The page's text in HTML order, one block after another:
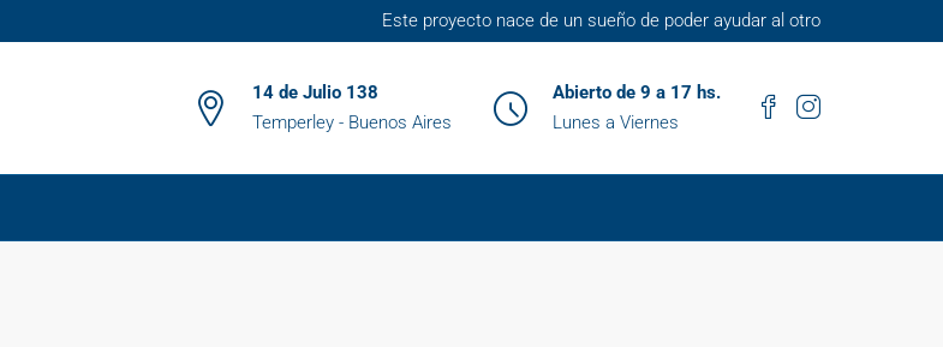
Este proyecto nace de un sueño de poder ayudar al otro
14 de Julio 138
Temperley - Buenos Aires
Abierto de 9 a 17 hs.
Lunes a Viernes